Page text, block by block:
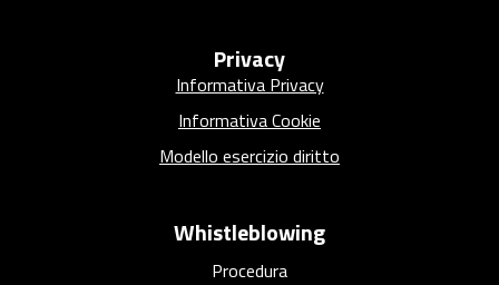
Privacy
Informativa Privacy
Informativa Cookie
Modello esercizio diritto
Whistleblowing
Procedura